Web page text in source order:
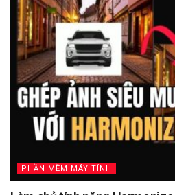
PHẦN MỀM MÁY TÍNH